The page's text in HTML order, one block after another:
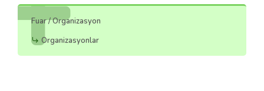
Fuar / Organizasyon
Organizasyonlar